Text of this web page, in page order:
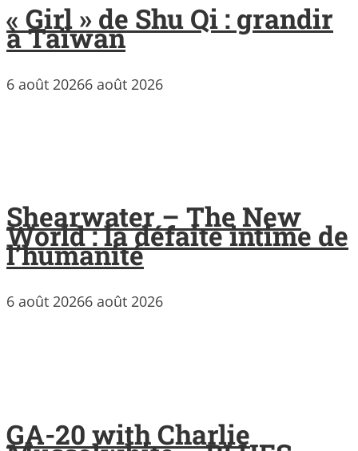
« Girl » de Shu Qi : grandir
à Taïwan
6 août 20266 août 2026
Shearwater – The New
World : la défaite intime de
l’humanité
6 août 20266 août 2026
GA-20 with Charlie